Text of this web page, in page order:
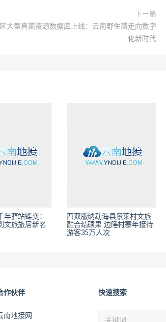
下一篇
大型真菌资源数据库上线：云南野生菌走向数字
化新时代
年驿站蝶变：
文旅旅居新名
西双版纳勐海县景莱村文旅
融合结硕果 边陲村寨年接待
游客35万人次
作伙伴
南地接网
快速搜索